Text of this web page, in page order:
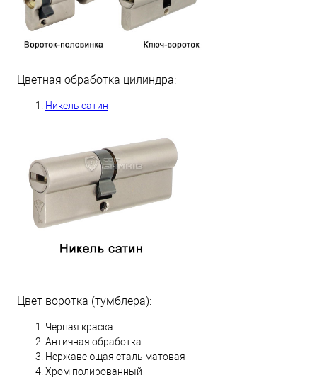
Цветная обработка цилиндра:
Никель сатин
Цвет воротка (тумблера):
Черная краска
Античная обработка
Нержавеющая сталь матовая
Хром полированный